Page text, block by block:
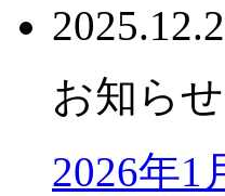
お知らせ
2026年1